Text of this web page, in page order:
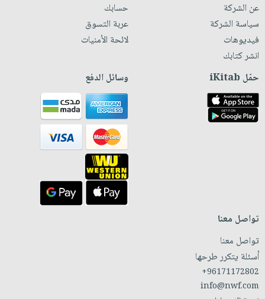
عن الشركة
سياسة الشركة
فيديوهات
انشر كتابك
حسابك
عربة التسوق
لائحة الأمنيات
حمّل iKitab وسائل الدفع
تواصل معنا
تواصل معنا
أسئلة يتكرر طرحها
+96171172802
info@nwf.com